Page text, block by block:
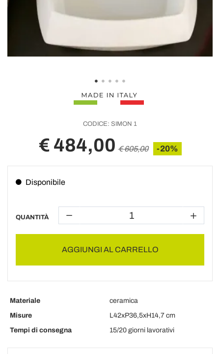
CODICE: SIMON 1
€ 484,00 € 605,00 -20%
Disponibile
QUANTITÀ
AGGIUNGI AL CARRELLO
Materiale
ceramica
Misure
L42xP36,5xH14,7 cm
Tempi di consegna
15/20 giorni lavorativi